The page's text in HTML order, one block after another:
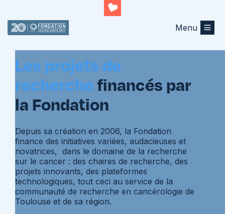
Menu
Les projets de
recherchefinancés par
la Fondation
Depuis sa création en 2006, la Fondation
finance des initiatives variées, audacieuses et
novatrices, dans le domaine de la recherche
sur le cancer : des chaires de recherche, des
projets innovants, des plateformes
technologiques, tout ceci au service de la
communauté de recherche en cancérologie de
Toulouse et de sa région.